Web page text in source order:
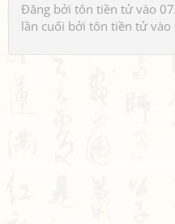
Đăng bởi tôn tiền tửvào
lần cuối bởi tôn tiền tửvào